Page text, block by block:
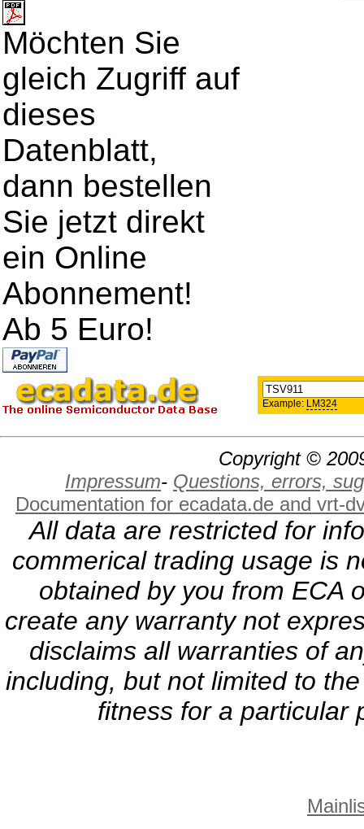
Möchten Sie
gleich Zugriff auf
dieses
Datenblatt,
dann bestellen
Sie jetzt direkt
ein Online
Abonnement!
Ab 5 Euro!
Example: LM324
Copyright ©
Impressum- Questions, errors,
Documentation for ecadata.de and vrt-
All data are restricted for
commerical trading usage is
obtained by you from ECA
create any warranty not
disclaims all warranties of
including, but not limited to
fitness for a particular